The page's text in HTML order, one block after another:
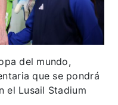
del mundo,
que se pondrá
el Lusail Stadium